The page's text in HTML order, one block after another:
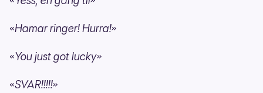
«Hamar ringer! Hurra!»
«You just got lucky»
«SVAR!!!!!»